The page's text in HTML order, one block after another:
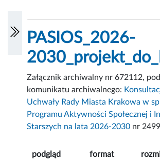
PASIOS_2026-
Załącznik archiwalny nr 672112,
komunikatu archiwalnego:
Uchwały Rady Miasta Krakowa w
Programu Aktywności Społecznej i
Starszych na lata 2026-2030 nr
podgląd format